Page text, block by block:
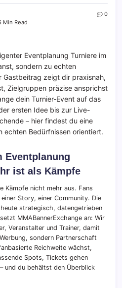
Min Read
0
Eventplanung Turniere im
sondern zu echten
Gastbeitrag zeigt dir praxisnah,
Zielgruppen präzise ansprichst
dein Turnier-Event auf das
ersten Idee bis zur Live-
– hier findest du eine
echten Bedürfnissen orientiert.
Eventplanung
ist als Kämpfe
Kämpfe nicht mehr aus. Fans
Story, einer Community. Die
strategisch, datengetrieben
MMABannerExchange an: Wir
Veranstalter und Trainer, damit
sondern Partnerschaft
Reichweite wächst,
Spots, Tickets gehen
und du behältst den Überblick